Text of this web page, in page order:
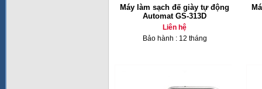
Máy làm sạch đế giày tự động
Automat GS-313D
Liên hệ
Bảo hành : 12 tháng